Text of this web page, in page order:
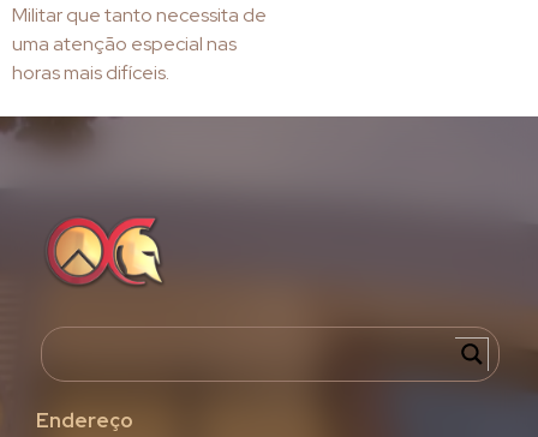
Militar que tanto necessita de
uma atenção especial nas
horas mais difíceis.
Endereço